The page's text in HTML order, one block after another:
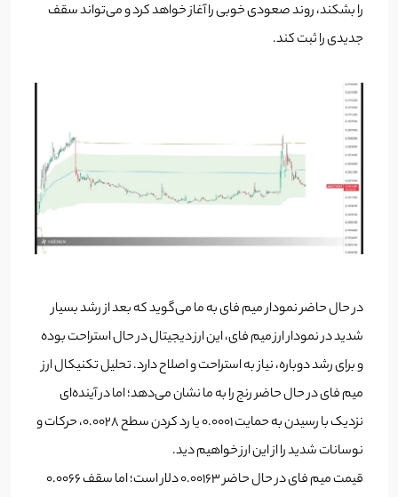
را بشکند، روند صعودی خوبی را آغاز خواهد کرد و می‌تواند سقف
جدیدی را ثبت کند.
در حال حاضر نمودار میم فای به ما می‌گوید که بعد از رشد بسیار
شدید در نمودار ارز میم فای، این ارز دیجیتال در حال استراحت بوده
و برای رشد دوباره، نیاز به استراحت و اصلاح دارد. تحلیل تکنیکال ارز
میم فای در حال حاضر رنج را به ما نشان می‌دهد؛ اما در آینده‌ای
نزدیک با رسیدن به حمایت 0.0001 یا رد کردن سطح 0.0028، حرکات و
نوسانات شدید را از این ارز خواهیم دید.
قیمت میم فای در حال حاضر 0.00163 دلار است؛ اما سقف 0.0066